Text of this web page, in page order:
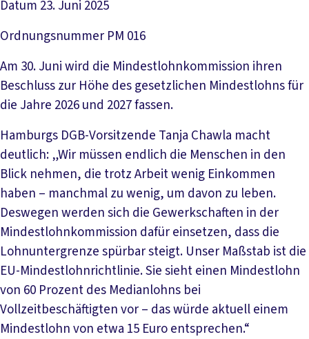
Datum 23. Juni 2025
Ordnungsnummer PM 016
Am 30. Juni wird die Mindestlohnkommission ihren
Beschluss zur Höhe des gesetzlichen Mindestlohns für
die Jahre 2026 und 2027 fassen.
Hamburgs DGB-Vorsitzende Tanja Chawla macht
deutlich: „Wir müssen endlich die Menschen in den
Blick nehmen, die trotz Arbeit wenig Einkommen
haben – manchmal zu wenig, um davon zu leben.
Deswegen werden sich die Gewerkschaften in der
Mindestlohnkommission dafür einsetzen, dass die
Lohnuntergrenze spürbar steigt. Unser Maßstab ist die
EU-Mindestlohnrichtlinie. Sie sieht einen Mindestlohn
von 60 Prozent des Medianlohns bei
Vollzeitbeschäftigten vor – das würde aktuell einem
Mindestlohn von etwa 15 Euro entsprechen.“